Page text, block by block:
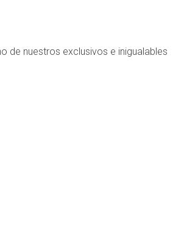
de nuestros exclusivos e inigualables